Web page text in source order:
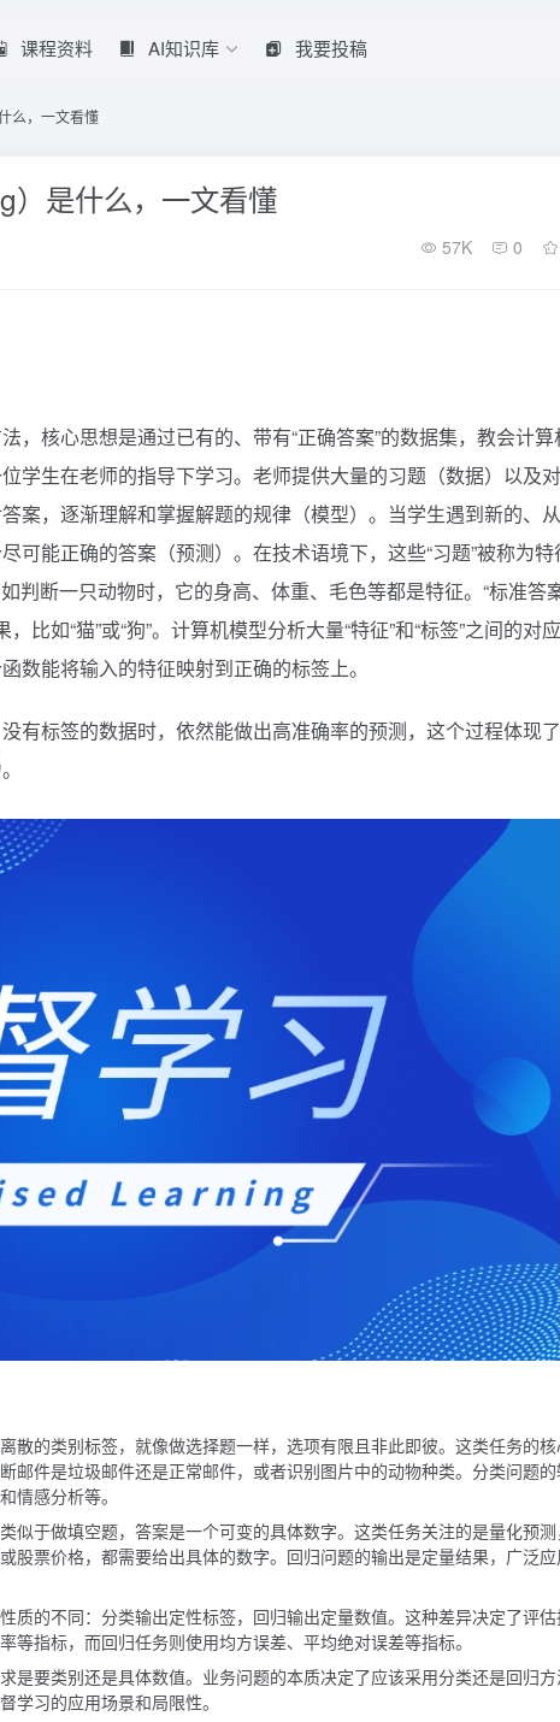
课程资料 AI知识库 我要投稿
么，一文看懂
）是什么，一文看懂
57K 0
，核心思想是通过已有的、带有“正确答案”的数据集，教会计算
学生在老师的指导下学习。老师提供大量的习题（数据）以及
案，逐渐理解和掌握解题的规律（模型）。当学生遇到新的、
可能正确的答案（预测）。在技术语境下，这些“习题”被称为特
判断一只动物时，它的身高、体重、毛色等都是特征。“标准答
如“猫”或“狗”。计算机模型分析大量“特征”和“标签”之间的对
数能将输入的特征映射到正确的标签上。
有标签的数据时，依然能做出高准确率的预测，这个过程体现
散的类别标签，就像做选择题一样，选项有限且非此即彼。这类任务的
邮件是垃圾邮件还是正常邮件，或者识别图片中的动物种类。分类问题的
情感分析等。
似于做填空题，答案是一个可变的具体数字。这类任务关注的是量化预
股票价格，都需要给出具体的数字。回归问题的输出是定量结果，广泛
质的不同：分类输出定性标签，回归输出定量数值。这种差异决定了评
指标，而回归任务则使用均方误差、平均绝对误差等指标。
是要类别还是具体数值。业务问题的本质决定了应该采用分类还是回归方
学习的应用场景和局限性。